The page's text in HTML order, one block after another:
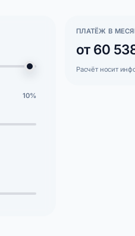
10%
ПЛАТЁЖ В
от 60
Расчёт носит